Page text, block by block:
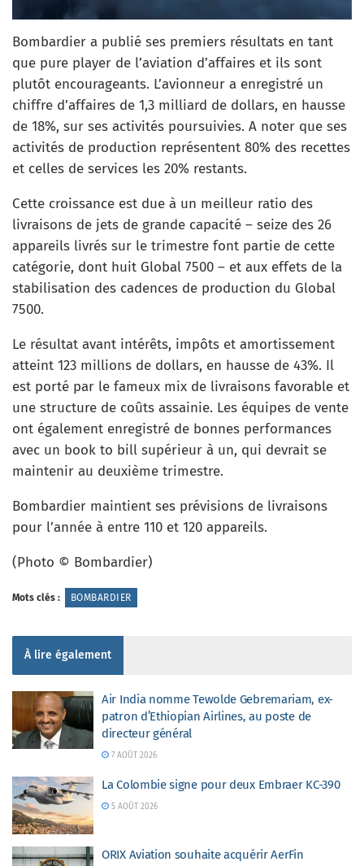
Bombardier a publié ses premiers résultats en tant
que pure player de l’aviation d’affaires et ils sont
plutôt encourageants. L’avionneur a enregistré un
chiffre d’affaires de 1,3 milliard de dollars, en hausse
de 18%, sur ses activités poursuivies. A noter que ses
activités de production représentent 80% des recettes
et celles de services les 20% restants.
Cette croissance est due à un meilleur ratio des
livraisons de jets de grande capacité – seize des 26
appareils livrés sur le trimestre font partie de cette
catégorie, dont huit Global 7500 – et aux effets de la
stabilisation des cadences de production du Global
7500.
Le résultat avant intérêts, impôts et amortissement
atteint 123 millions de dollars, en hausse de 43%. Il
est porté par le fameux mix de livraisons favorable et
une structure de coûts assainie. Les équipes de vente
ont également enregistré de bonnes performances
avec un book to bill supérieur à un, qui devrait se
maintenir au deuxième trimestre.
Bombardier maintient ses prévisions de livraisons
pour l’année à entre 110 et 120 appareils.
(Photo © Bombardier)
Mots clés : BOMBARDIER
À lire également
Air India nomme Tewolde Gebremariam, ex-
patron d’Ethiopian Airlines, au poste de
directeur général
7 AOÛT 2026
La Colombie signe pour deux Embraer KC-390
5 AOÛT 2026
ORIX Aviation souhaite acquérir AerFin